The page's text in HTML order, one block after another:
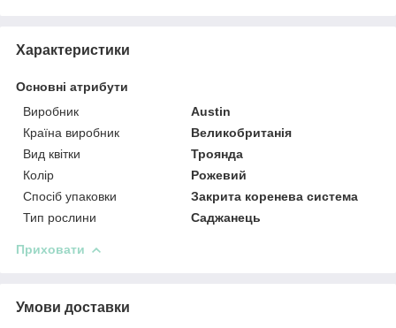
Характеристики
Основні атрибути
Виробник
Austin
Країна виробник
Великобританія
Вид квітки
Троянда
Колір
Рожевий
Спосіб упаковки
Закрита коренева система
Тип рослини
Саджанець
Приховати
Умови доставки